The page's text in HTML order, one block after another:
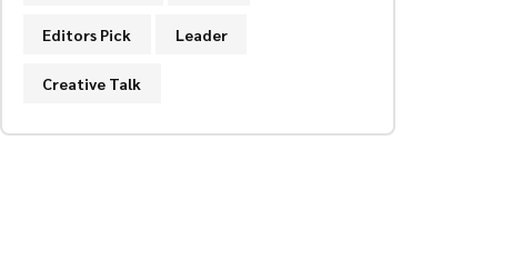
Editors Pick Leader
Creative Talk